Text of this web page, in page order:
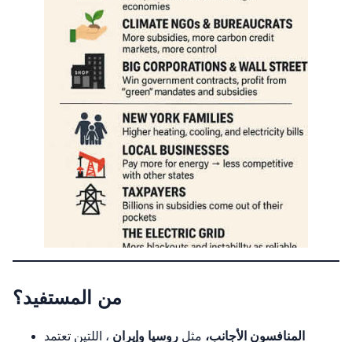
من المستفيد؟
المنافسون الأجانب، مثل روسيا وإيران ، اللتين تعتمد